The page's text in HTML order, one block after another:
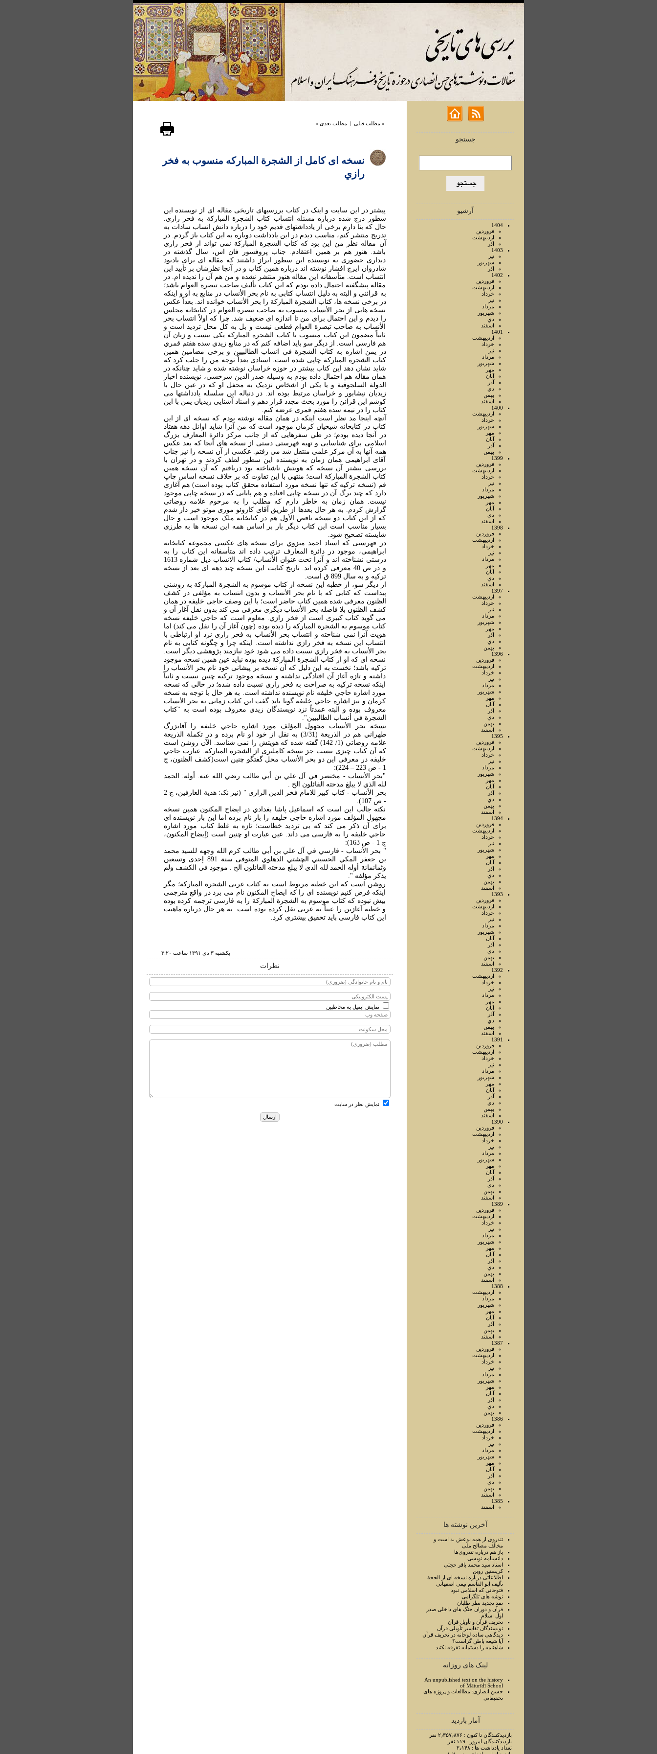
جستجو
آرشیو
1404
فروردين
ارديبهشت
آذر
1403
تير
شهريور
آذر
1402
فروردين
ارديبهشت
خرداد
تير
مرداد
شهريور
دي
اسفند
1401
ارديبهشت
خرداد
تير
مرداد
شهريور
مهر
آبان
آذر
دي
بهمن
اسفند
1400
ارديبهشت
خرداد
شهريور
مهر
آبان
آذر
بهمن
1399
فروردين
ارديبهشت
خرداد
تير
مرداد
شهريور
مهر
آبان
دي
اسفند
1398
فروردين
ارديبهشت
خرداد
تير
مرداد
مهر
آبان
دي
اسفند
1397
ارديبهشت
خرداد
تير
مرداد
شهريور
مهر
آذر
دي
بهمن
1396
فروردين
ارديبهشت
خرداد
تير
مرداد
شهريور
مهر
آبان
آذر
دي
بهمن
اسفند
1395
فروردين
ارديبهشت
خرداد
تير
مرداد
شهريور
مهر
آبان
آذر
دي
بهمن
اسفند
1394
فروردين
ارديبهشت
خرداد
تير
شهريور
مهر
آبان
آذر
دي
بهمن
اسفند
1393
فروردين
ارديبهشت
خرداد
تير
مرداد
شهريور
آبان
آذر
دي
بهمن
اسفند
1392
ارديبهشت
خرداد
تير
مرداد
مهر
آبان
آذر
دي
بهمن
اسفند
1391
فروردين
ارديبهشت
خرداد
تير
مرداد
شهريور
مهر
آبان
آذر
دي
بهمن
اسفند
1390
فروردين
ارديبهشت
خرداد
تير
مرداد
شهريور
مهر
آبان
آذر
دي
بهمن
اسفند
1389
فروردين
ارديبهشت
خرداد
تير
مرداد
شهريور
مهر
آبان
آذر
دي
بهمن
اسفند
1388
ارديبهشت
مرداد
شهريور
مهر
آبان
آذر
بهمن
اسفند
1387
فروردين
ارديبهشت
خرداد
تير
مرداد
شهريور
مهر
آبان
آذر
دي
بهمن
1386
فروردين
ارديبهشت
خرداد
تير
مرداد
شهريور
مهر
آبان
آذر
دي
بهمن
اسفند
1385
اسفند
آخرین نوشته ها
تندروی از همه نوعش بد است و
مخالف مصالح ملی
باز هم درباره تندروی‌ها
دانشنامه نویسی
استاد سيد محمد باقر حجتی
کریستین روبن
اطلاعاتی درباره نسخه ای از الحجة
تأليف ابو القاسم تيمي اصفهاني
فتوحاتی که اسلامی نبود
نوشه های تلگرامی
نقد تجدید نظر طلبان
قرآن و دوران جنگ های داخلی صدر
اول اسلام
تحريف قرآن و تأويل قرآن
نويسندگان تفاسير تأويلی قرآن
ديدگاهی ساده لوحانه در تحريف قرآن
آيا شيعه باطن گراست؟
شاهنامه را دستمايه تفرقه نکنيد
لینک های روزانه
An unpublished text on the history
of Māturīdī School
حسن انصاری: مطالعات و پروژه های
تحقیقاتی
آمار بازدید
بازدیدکنندگان تا کنون : ۲٫۳۵۷٫۸۷۶ نفر
بازدیدکنندگان امروز : ۱۱۹ نفر
تعداد یادداشت ها : ۲٫۱۴۸
« مطلب قبلی | مطلب بعدی »
نسخه ای کامل از الشجرة المبارکه منسوب به فخر
رازي
پيشتر در اين سايت و اينک در کتاب بررسيهای تاريخی مقاله ای از نويسنده اين
سطور درج شده درباره مسئله انتساب کتاب الشجرة المبارکة به فخر رازي.
حال که بنا دارم برخی از يادداشتهای قديم خود را درباره دانش انساب سادات به
تدريح منتشر کنم، مناسب ديدم در اين يادداشت دوباره به اين کتاب باز گردم. در
آن مقاله نظر من اين بود که کتاب الشجرة المبارکة نمی تواند از فخر رازي
باشد. هنوز هم بر همين اعتقادم. جناب پروفسور فان اس، سال گذشته در
ديداری حضوری به نويسنده اين سطور ابراز داشتند که مقاله ای برای يادبود
شادروان ايرج افشار نوشته اند درباره همين کتاب و در آنجا نظرشان بر تأييد اين
انتساب است. متأسفانه اين مقاله هنوز منتشر نشده و من هم آن را نديده ام. در
مقاله پيشگفته احتمال داده بودم که اين کتاب تأليف صاحب تبصرة العوام باشد؛
به قرائني و البته به دليل انتساب کتابی به نام بحر الأنساب در منابع به او و اينکه
در برخی نسخه ها، کتاب الشجرة المبارکة را بحر الأنساب خوانده اند. بعداً عکس
نسخه هايی از بحر الأنساب منسوب به صاحب تبصرة العوام در کتابخانه مجلس
را ديدم و اين احتمال برای من تا اندازه ای ضعيف شد. چرا که اولاً انتساب بحر
الأنساب به صاحب تبصرة العوام قطعی نيست و بل به کل محل ترديد است و
ثانياً مضمون اين کتاب منسوب با کتاب الشجرة المبارکة يکی نيست و زبان آن
هم فارسی است. از ديگر سو بايد اضافه کنم که در منابع زيدي سده هفتم قمري
در يمن اشاره به کتاب الشجرة في انساب الطالبيين و برخی مضامین همين
کتاب الشجرة المبارکة چاپی شده است. اسنادی بعداً توجه من را جلب کرد که
شايد نشان دهد اين کتاب بيشتر در حوزه خراسان نوشته شده و شايد چنانکه در
همان مقاله هم احتمال داده بودم به وسيله صدر الدين سرخسي، نويسنده اخبار
الدولة السلجوقية و يا يکی از اشخاص نزديک به محفل او که در عين حال با
زيديان نيشابور و خراسان مرتبط بوده اند. در دنباله اين سلسله يادداشتها می
کوشم اين قرائن را مورد بحث مجدد قرار دهم و اسناد آشنايی زيديان يمن با اين
کتاب را در نيمه سده هفتم قمری عرضه کنم.
آنچه اينجا مد نظر است اينکه در همان مقاله نوشته بودم که نسخه ای از اين
کتاب در کتابخانه شيخيان کرمان موجود است که من آنرا شايد اوائل دهه هفتاد
در آنجا ديده بودم؛ در طي سفرهايی که از جانب مرکز دائرة المعارف بزرگ
اسلامی برای شناسايی و تهيه فهرستی دستی از نسخه های آنجا که بعد عکس
همه آنها به آن مرکز علمی منتقل شد می رفتم. عکسی از آن نسخه را نيز جناب
آقای ابراهيمی همان زمان به نويسنده اين سطور لطف کردند و در تهران با
بررسی بيشتر آن نسخه که هويتش ناشناخته بود دريافتم که آن نسخه همين
کتاب الشجرة المبارکة است؛ منتهی با اين تفاوت که بر خلاف نسخه اساس چاپ
قم (نسخه ترکيه که تنها نسخه مورد استفاده محقق کتاب بوده است) هم آغازی
دارد که چند برگ آن در نسخه چاپی افتاده و هم پايانی که در نسخه چاپی موجود
نيست. همان زمان به خاطر دارم که مطلب را به مرحوم علامه روضاتی
گزارش کردم. به هر حال بعدها از طريق آقای کازوئو موری موتو خبر دار شدم
که از اين کتاب دو نسخه ناقص الأول هم در کتابخانه ملک موجود است و حال
بسيار مناسب است اين کتاب ديگر بار بر اساس همه اين نسخه ها به طرزی
شايسته تصحيح شود.
در فهرستی که استاد احمد منزوي برای نسخه های عکسی مجموعه کتابخانه
ابراهيمی، موجود در دائرة المعارف ترتيب داده اند متأسفانه اين کتاب را به
درستی نشناخته اند و آنرا تحت عنوان الأنساب/ کتاب الانساب ذيل شماره 1613
و در ص 40 معرفی کرده اند. تاريخ کتابت اين نسخه چند دهه ای بعد از نسخه
ترکيه و به سال 899 ق است.
از ديگر سو، از خطبه اين نسخه از کتاب موسوم به الشجرة المبارکة به روشنی
پيداست که کتابی که با نام بحر الأنساب و بدون انتساب به مؤلفی در کشف
الظنون معرفی شده همين کتاب حاضر است؛ با اين وصف حاجی خليفه در همان
کشف الظنون بلا فاصله بحر الأنساب ديگری معرفی می کند بدون نقل آغاز آن و
می گويد کتاب کبيری است از فخر رازي. معلوم است که حاجي خليفه نسخه
کتاب موسوم به الشجرة المبارکة را ديده بوده (چون آغاز آن را نقل می کند) اما
هويت آنرا نمی شناخته و انتساب بحر الأنساب به فخر رازي نزد او ارتباطی با
انتساب اين نسخه به فخر رازي نداشته است. اينکه چرا و چگونه کتابی به نام
بحر الأنساب به فخر رازي نسبت داده می شود خود نيازمند پژوهشی ديگر است.
نسخه ای که او از کتاب الشجرة المبارکة ديده بوده نبايد عين همين نسخه موجود
ترکيه باشد؛ نخست به اين دليل که آن نسخه بر پيشانی خود نام بحر الأنساب را
داشته و تازه آغاز آن افتادگی نداشته و نسخه موجود ترکيه چنين نيست و ثانياً
اينکه نسخه ترکيه به صراحت به فخر رازي نسبت داده شده؛ در حالی که نسخه
مورد اشاره حاجي خليفه نام نويسنده نداشته است. به هر حال با توجه به نسخه
کرمان و نيز اشاره حاجي خليفه گويا بايد گفت اين کتاب زمانی به بحر الأنساب
معروف بوده و البته عمدتاً نزد نويسندگان زيدي معروف بوده است به "کتاب
الشجرة في أنساب الطالبيين".
نسخه بحر الأنساب مجهول المؤلف مورد اشاره حاجي خليفه را آقابزرگ
طهراني هم در الذريعة (3/31) به نقل از خود او نام برده و در تکملة الذريعة
علامه روضاتي (1/ 142) گفته شده که هويتش را نمی شناسد. الآن روشن است
که آن کتاب چيزی نيست جز نسخه کاملتری از الشجرة المبارکة. عبارت حاجي
خليفه در معرفی اين دو بحر الأنساب محل گفتگو چنين است(كشف الظنون، ج
1 - ص 223 – 224):
"بحر الأنساب - مختصر في آل علي بن أبي طالب رضي الله عنه. أوله: الحمد
لله الذي لا يبلغ مدحته القائلون الخ .
بحر الأنساب - كتاب كبير للامام فخر الدين الرازي " (نيز نک: هدية العارفين، ج 2
- ص 107).
نکته جالب اين است که اسماعيل پاشا بغدادي در ايضاح المکنون همين نسخه
مجهول المؤلف مورد اشاره حاجي خليفه را باز نام برده اما اين بار نويسنده ای
برای آن ذکر می کند که بی ترديد خطاست؛ تازه به غلط کتاب مورد اشاره
حاجي خليفه را به فارسی می داند. عين عبارت او چنين است (إيضاح المكنون،
ج 1 - ص 163):
" بحر الأنساب - فارسي في آل علي بن أبي طالب كرم الله وجهه للسيد محمد
بن جعفر المكي الحسيني الچشتي الدهلوي المتوفى سنة 891 إحدى وتسعين
وثمانمائة أوله الحمد لله الذي لا يبلغ مدحته القائلون الخ . موجود في الكشف ولم
يذكر مؤلفه ".
روشن است که اين خطبه مربوط است به کتاب عربی الشجرة المبارکة؛ مگر
اينکه فرض کنيم نويسنده ای را که ايضاح المکنون نام می برد در واقع مترجمی
بيش نبوده که کتاب موسوم به الشجرة المبارکة را به فارسی ترجمه کرده بوده
و خطبه آغازين را عيناً به عربی نقل کرده بوده است. به هر حال درباره ماهيت
اين کتاب فارسی بايد تحقيق بيشتری کرد.
يكشنبه ۳ دي ۱۳۹۱ ساعت ۳:۲۰
نظرات
نمایش ایمیل به مخاطبین
نمایش نظر در سایت